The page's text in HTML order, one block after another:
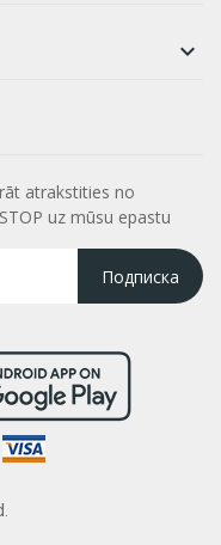

atrakstities no
uz mūsu epastu
Подписка